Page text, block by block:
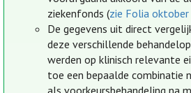
ziekenfonds (zie Folia
De gegevens uit direct
deze verschillende
werden op klinisch relevante
toe een bepaalde combinatie